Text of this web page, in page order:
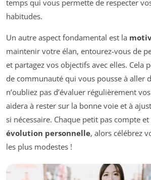
temps qui vous permette de respecter
habitudes.
Un autre aspect fondamental est la
maintenir votre élan, entourez-vous de
et partagez vos objectifs avec elles. Cela
de communauté qui vous pousse à aller
n’oubliez pas d’évaluer régulièrement
aidera à rester sur la bonne voie et à
si nécessaire. Chaque petit pas compte
évolution personnelle, alors célébrez
les plus modestes !